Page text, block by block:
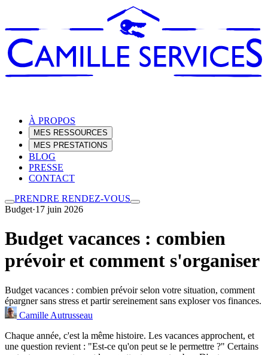
À PROPOS
MES RESSOURCES
MES PRESTATIONS
BLOG
PRESSE
CONTACT
PRENDRE RENDEZ-VOUS
Budget·17 juin 2026
Budget vacances : combien
prévoir et comment s'organiser
Budget vacances : combien prévoir selon votre situation, comment
épargner sans stress et partir sereinement sans exploser vos finances.
Camille Autrusseau
Chaque année, c'est la même histoire. Les vacances approchent, et
une question revient : "Est-ce qu'on peut se le permettre ?" Certains